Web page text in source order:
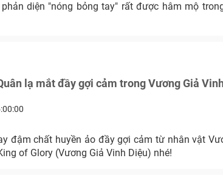
diện "nóng bỏng tay" rất được hâm mộ
lạ mắt đầy gợi cảm trong Vương Giả
đậm chất huyền ảo đầy gợi cảm từ nhân vật
of Glory (Vương Giả Vinh Diệu) nhé!